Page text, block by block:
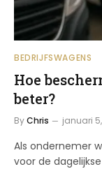
BEDRIJFSWAGENS
Hoe
beter?
ByChris januari
Als ondernemer
voor de